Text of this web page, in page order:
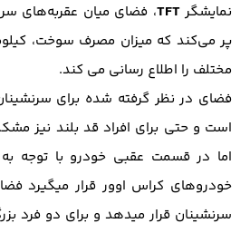
نمایشگرTFT، فضای میان عقربه‌های
پر می‌کند که میزان مصرف سوخت،
مختلف را اطلاع رسانی می کند.
فضای در نظر گرفته شده برای
است و حتی برای افراد قد بلند نیز
اما در قسمت عقبی خودرو با توجه
خودروهای کراس اوور قرار میگیرد
سرنشینان قرار میدهد و برای دو فرد